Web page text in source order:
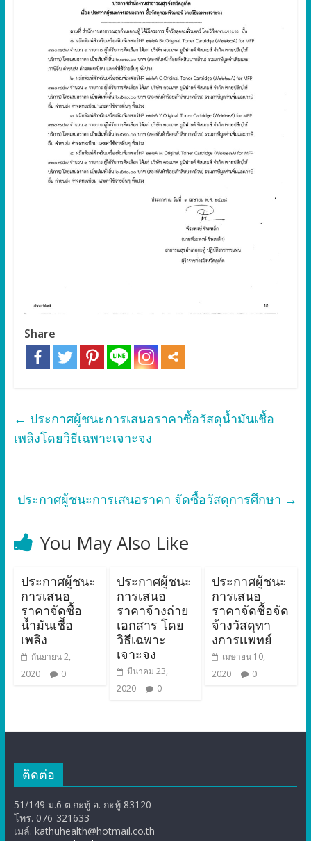
Share
← ประกาศผู้ชนะการเสนอราคาซื้อวัสดุน้ำมันเชื้อ
เพลิงโดยวิธีเฉพาะเจาะจง
ประกาศผู้ชนะการเสนอราคา จัดซื้อวัสดุการศึกษา →
You May Also Like
ประกาศผู้ชนะ
การเสนอ
ราคาจัดซื้อ
น้ำมันเชื้อ
เพลิง
กันยายน 2,
2020
0
ประกาศผู้ชนะ
การเสนอ
ราคาจ้างถ่าย
เอกสาร โดย
วิธีเฉพาะ
เจาะจง
มีนาคม 23,
2020
0
ประกาศผู้ชนะ
การเสนอ
ราคาจัดซื้อจัด
จ้างวัสดุทา
งการเเพทย์
เมษายน 10,
2020
0
ติดต่อ
51/149 ม.6 ต.กะทู้ อ. กะทู้ 83120
โทร. 076-321633
เมล์. kathuhealth@hotmail.co.th